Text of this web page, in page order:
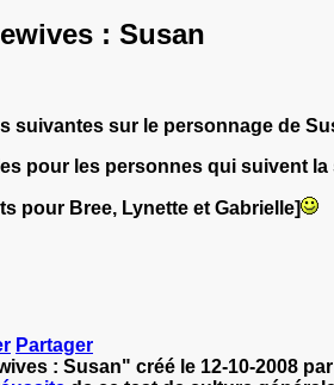
: Susan
suivantes sur le personnage de
pour les personnes qui suivent la
pour Bree, Lynette et Gabrielle]
Partager
: Susan" créé le 12-10-2008 par